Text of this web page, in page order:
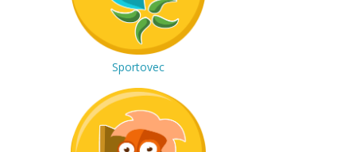
Sportovec